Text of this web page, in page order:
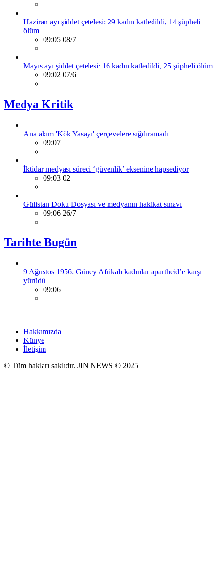
Haziran ayı şiddet çetelesi: 29 kadın katledildi, 14 şüpheli
ölüm
09:05 08/7
Mayıs ayı şiddet çetelesi: 16 kadın katledildi, 25 şüpheli ölüm
09:02 07/6
Medya Kritik
Ana akım 'Kök Yasayı' çerçevelere sığdıramadı
09:07
İktidar medyası süreci ‘güvenlik’ eksenine hapsediyor
09:03 02
Gülistan Doku Dosyası ve medyanın hakikat sınavı
09:06 26/7
Tarihte Bugün
9 Ağustos 1956: Güney Afrikalı kadınlar apartheid’e karşı
yürüdü
09:06
Hakkımızda
Künye
İletişim
© Tüm hakları saklıdır. JIN NEWS © 2025